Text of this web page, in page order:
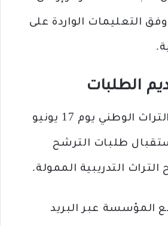
التعليمات الواردة على
الطلبات
حدد مجلس إدارة التراث الوطني يوم 17 يونيو
لاستقبال طلبات الترشح
التدريبية الممولة.
المؤسسة عبر البريد